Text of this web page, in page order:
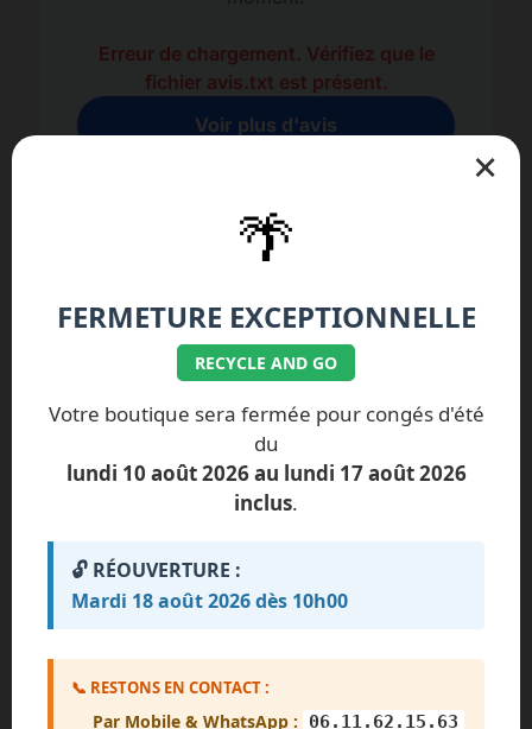
Erreur de chargement. Vérifiez que le
fichier avis.txt est présent.
Voir plus d'avis
Nos réparations spécifiques Google
Pixel
Google Pixel 10 Pro XL
Google Pixel 9 Pro Google Pixel 9
×
🌴
FERMETURE EXCEPTIONNELLE
RECYCLE AND GO
Votre boutique sera fermée pour congés d'été
du
lundi 10 août 2026 au lundi 17 août 2026
inclus.
🔓 RÉOUVERTURE :
Mardi 18 août 2026 dès 10h00
📞 RESTONS EN CONTACT :
Par Mobile & WhatsApp : 06.11.62.15.63